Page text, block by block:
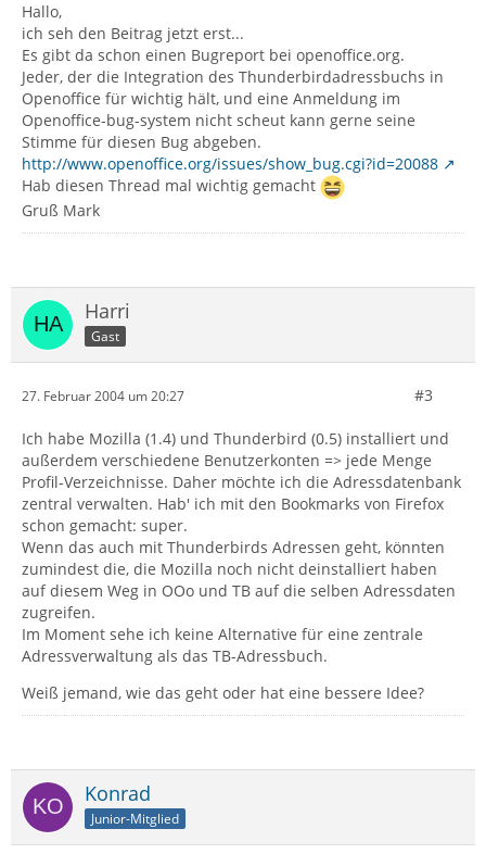
Hallo,
ich seh den Beitrag jetzt erst...
Es gibt da schon einen Bugreport bei openoffice.org.
Jeder, der die Integration des Thunderbirdadressbuchs in
Openoffice für wichtig hält, und eine Anmeldung im
Openoffice-bug-system nicht scheut kann gerne seine
Stimme für diesen Bug abgeben.
http://www.openoffice.org/issues/show_bug.cgi?id=20088
Hab diesen Thread mal wichtig gemacht
Gruß Mark
Harri
Gast
27. Februar 2004 um 20:27 #3
Ich habe Mozilla (1.4) und Thunderbird (0.5) installiert und
außerdem verschiedene Benutzerkonten => jede Menge
Profil-Verzeichnisse. Daher möchte ich die Adressdatenbank
zentral verwalten. Hab' ich mit den Bookmarks von Firefox
schon gemacht: super.
Wenn das auch mit Thunderbirds Adressen geht, könnten
zumindest die, die Mozilla noch nicht deinstalliert haben
auf diesem Weg in OOo und TB auf die selben Adressdaten
zugreifen.
Im Moment sehe ich keine Alternative für eine zentrale
Adressverwaltung als das TB-Adressbuch.
Weiß jemand, wie das geht oder hat eine bessere Idee?
Konrad
Junior-Mitglied